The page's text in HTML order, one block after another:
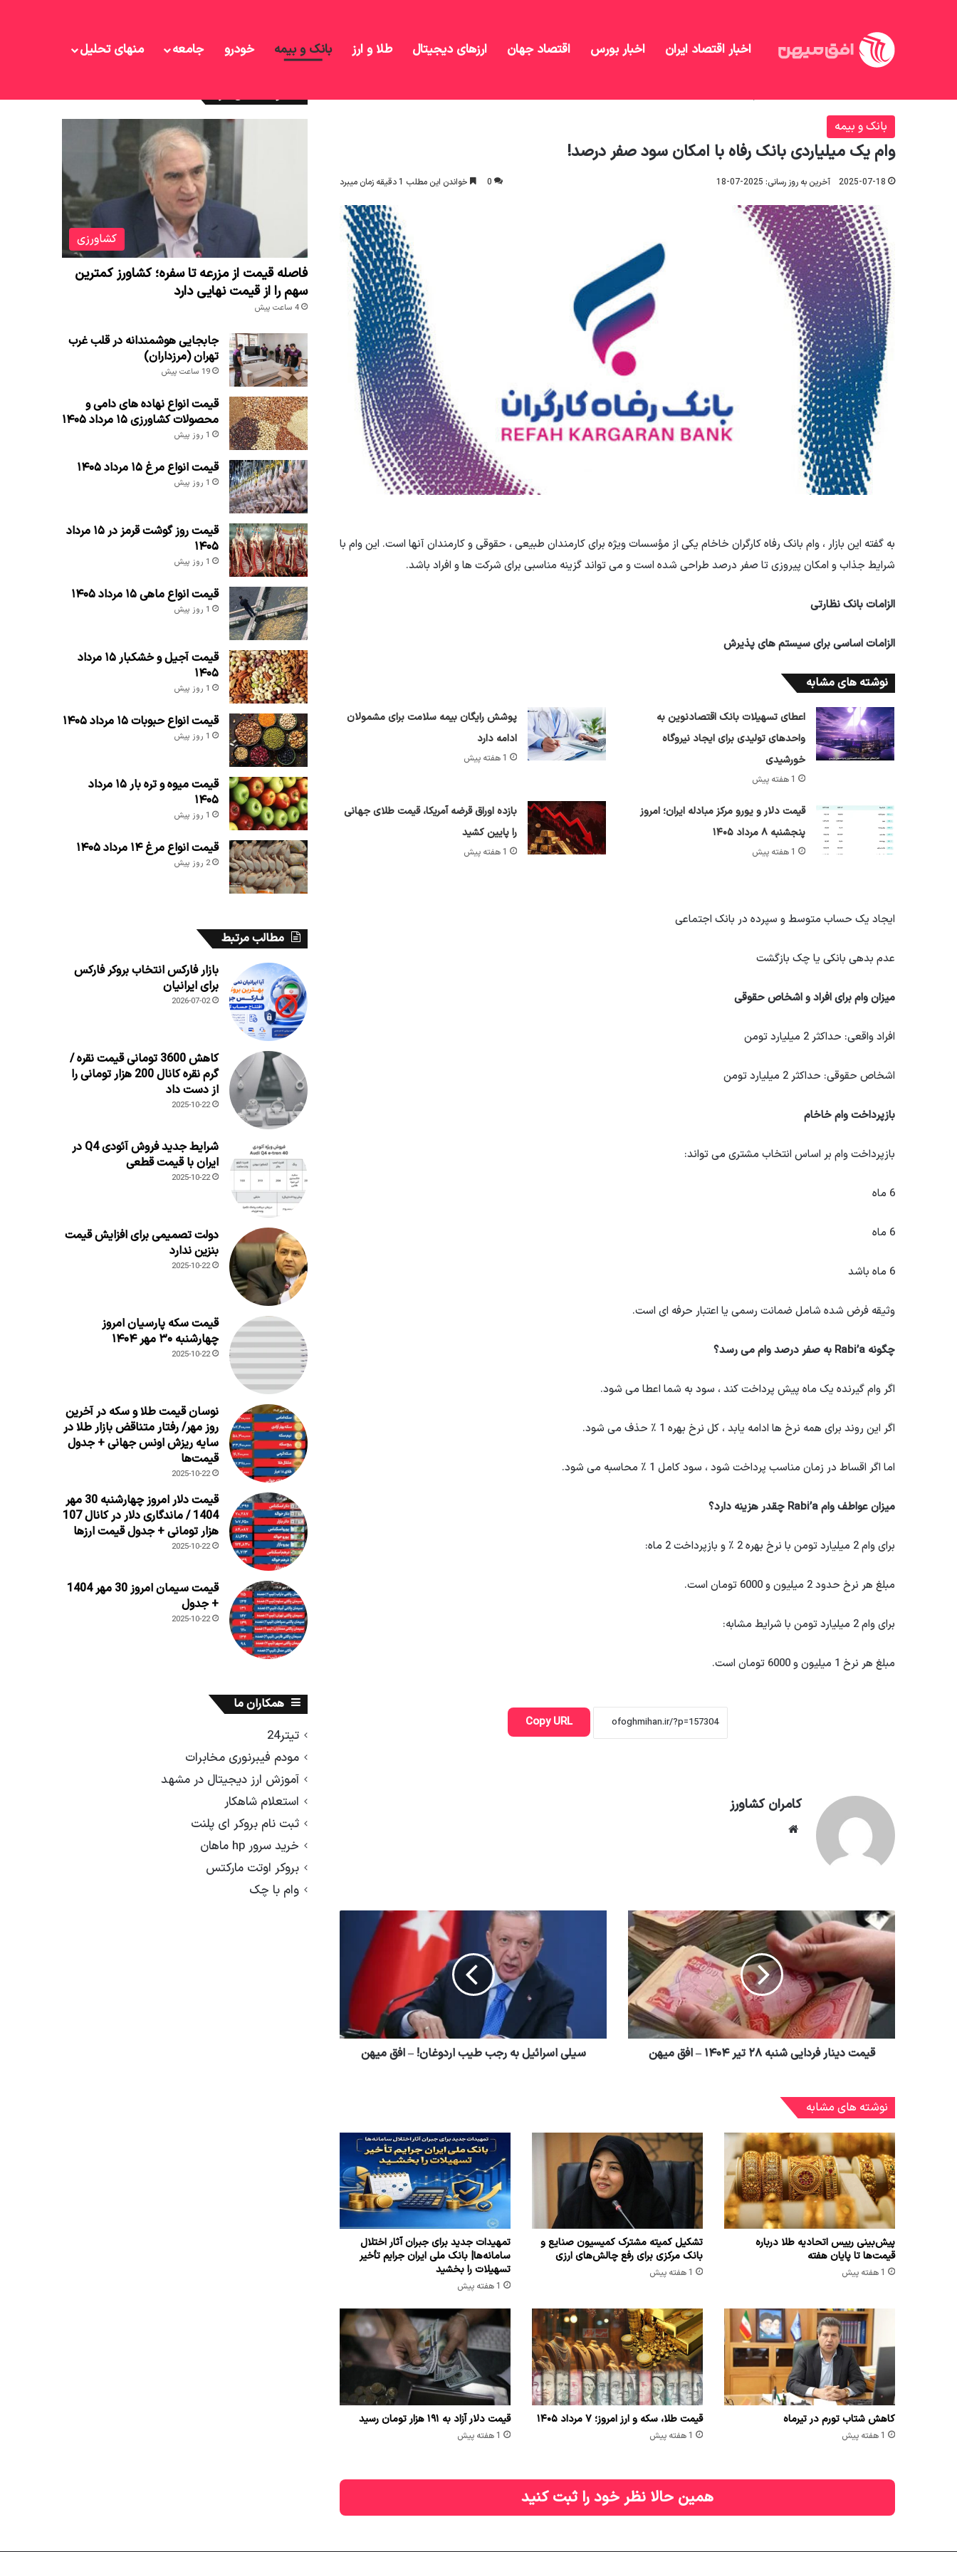
اخبار اقتصاد ایران اخبار بورس اقتصاد جهان ارزهای دیجیتال طلا و ارز بانک و بیمه خودرو جامعه منهای تحلیل
بانک و بیمه
وام یک میلیاردی بانک رفاه با امکان سود صفر درصد!
2025-07-18 آخرین به روز رسانی: 2025-07-18 0 خواندن این مطلب 1 دقیقه زمان میبرد
به گفته این بازار ، وام بانک رفاه کارگران خاخام یکی از مؤسسات ویژه برای کارمندان طبیعی ، حقوقی و کارمندان آنها است. این وام با
شرایط جذاب و امکان پیروزی تا صفر درصد طراحی شده است و می تواند گزینه مناسبی برای شرکت ها و افراد باشد.
الزامات بانک نظارتی
الزامات اساسی برای سیستم های پذیرش
نوشته های مشابه
اعطای تسهیلات بانک اقتصادنوین به
واحدهای تولیدی برای ایجاد نیروگاه
خورشیدی
1 هفته پیش
پوشش رایگان بیمه سلامت برای مشمولان
ادامه دارد
1 هفته پیش
قیمت دلار و یورو مرکز مبادله ایران؛ امروز
پنجشنبه ۸ مرداد ۱۴۰۵
1 هفته پیش
بازده اوراق قرضه آمریکا، قیمت طلای جهانی
را پایین کشید
1 هفته پیش
ایجاد یک حساب متوسط و سپرده در بانک اجتماعی
عدم بدهی بانکی یا چک بازگشت
میزان وام برای افراد و اشخاص حقوقی
افراد واقعی: حداکثر 2 میلیارد تومن
اشخاص حقوقی: حداکثر 2 میلیارد تومن
بازپرداخت وام خاخام
بازپرداخت وام بر اساس انتخاب مشتری می تواند:
6 ماه
6 ماه
6 ماه باشد
وثیقه فرض شده شامل ضمانت رسمی یا اعتبار حرفه ای است.
چگونه Rabi’a به صفر درصد وام می رسد؟
اگر وام گیرنده یک ماه پیش پرداخت کند ، سود به شما اعطا می شود.
اگر این روند برای همه نرخ ها ادامه یابد ، کل نرخ بهره 1 ٪ حذف می شود.
اما اگر اقساط در زمان مناسب پرداخت شود ، سود کامل 1 ٪ محاسبه می شود.
میزان عواطف وام Rabi’a چقدر هزینه دارد؟
برای وام 2 میلیارد تومن با نرخ بهره 2 ٪ و بازپرداخت 2 ماه:
مبلغ هر نرخ حدود 2 میلیون و 6000 تومان است.
برای وام 2 میلیارد تومن با شرایط مشابه:
مبلغ هر نرخ 1 میلیون و 6000 تومان است.
Copy URL
کامران کشاورز
قیمت دینار فردایی شنبه ۲۸ تیر ۱۴۰۴ – افق میهن سیلی اسرائیل به رجب طیب اردوغان! – افق میهن
نوشته های مشابه
پیش‌بینی رییس اتحادیه طلا درباره
قیمت‌ها تا پایان هفته
1 هفته پیش
تشکیل کمیته مشترک کمیسیون صنایع و
بانک مرکزی برای رفع چالش‌های ارزی
1 هفته پیش
تمهیدات جدید برای جبران آثار اختلال
سامانه‌ها| بانک ملی ایران جرایم تأخیر
تسهیلات را بخشید
1 هفته پیش
کاهش شتاب تورم در تیرماه
1 هفته پیش
قیمت طلا، سکه و ارز امروز؛ ۷ مرداد ۱۴۰۵
1 هفته پیش
قیمت دلار آزاد به ۱۹۱ هزار تومان رسید
1 هفته پیش
همین حالا نظر خود را ثبت کنید
کشاورزی
فاصله قیمت از مزرعه تا سفره؛ کشاورز کمترین
سهم را از قیمت نهایی دارد
4 ساعت پیش
جابجایی هوشمندانه در قلب غرب
تهران (مرزداران)
19 ساعت پیش
قیمت انواع نهاده های دامی و
محصولات کشاورزی ۱۵ مرداد ۱۴۰۵
1 روز پیش
قیمت انواع مرغ ۱۵ مرداد ۱۴۰۵
1 روز پیش
قیمت روز گوشت قرمز در ۱۵ مرداد
۱۴۰۵
1 روز پیش
قیمت انواع ماهی ۱۵ مرداد ۱۴۰۵
1 روز پیش
قیمت آجیل و خشکبار ۱۵ مرداد
۱۴۰۵
1 روز پیش
قیمت انواع حبوبات ۱۵ مرداد ۱۴۰۵
1 روز پیش
قیمت میوه و تره بار ۱۵ مرداد
۱۴۰۵
1 روز پیش
قیمت انواع مرغ ۱۴ مرداد ۱۴۰۵
2 روز پیش
مطالب مرتبط
بازار فارکس انتخاب بروکر فارکس
برای ایرانیان
2026-07-02
کاهش 3600 تومانی قیمت نقره /
گرم نقره کانال 200 هزار تومانی را
از دست داد
2025-10-22
شرایط جدید فروش آئودی Q4 در
ایران با قیمت قطعی
2025-10-22
دولت تصمیمی برای افزایش قیمت
بنزین ندارد
2025-10-22
قیمت سکه پارسیان امروز
چهارشنبه ۳۰ مهر ۱۴۰۴
2025-10-22
نوسان قیمت طلا و سکه در آخرین
روز مهر/ رفتار متناقض بازار طلا در
سایه ریزش اونس جهانی + جدول
قیمت‌ها
2025-10-22
قیمت دلار امروز چهارشنبه 30 مهر
1404 / ماندگاری دلار در کانال 107
هزار تومانی + جدول قیمت ارزها
2025-10-22
قیمت سیمان امروز 30 مهر 1404
+ جدول
2025-10-22
همکاران ما
تیتر24
مودم فیبرنوری مخابرات
آموزش ارز دیجیتال در مشهد
استعلام شاهکار
ثبت نام بروکر ای پلنت
خرید سرور hp ماهان
بروکر اوتت مارکتس
وام با چک